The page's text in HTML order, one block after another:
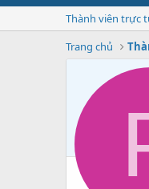
Thành viên trực
Trang chủ